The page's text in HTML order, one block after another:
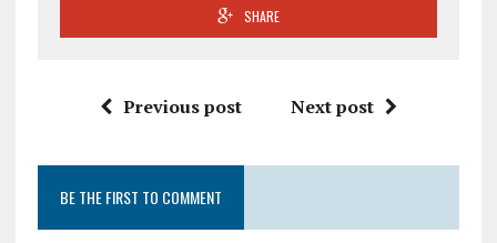
SHARE
Previous post Next post
BE THE FIRST TO COMMENT